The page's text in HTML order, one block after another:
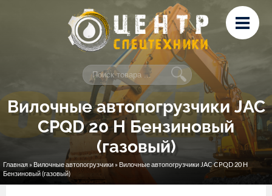
Перейти к основному содержанию
Лизинг
Сервис и ремонт
Контакты
Вилочные автопогрузчики JAC
CPQD 20 H Бензиновый
(газовый)
Вы здесь
Главная » Вилочные автопогрузчики » Вилочные автопогрузчики JAC CPQD 20 H
Бензиновый (газовый)